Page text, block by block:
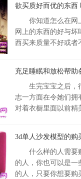
欲买质好而优的东西
你知道怎么在网
网上的东西的好与
西买来质量不好或者
充足睡眠和放松帮助
生完宝宝之后，
志一方面在令她们拥
对着衣橱里面以前精
3d单人沙发模型的
什么样的人需要
的人，你也可以是一
的人，只要你想要购